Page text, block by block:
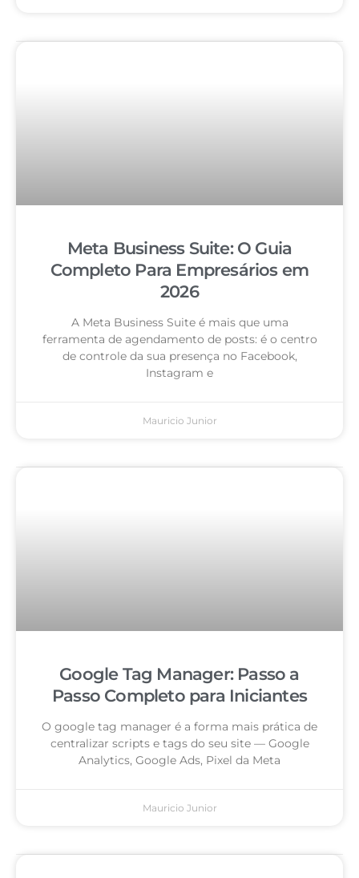
Meta Business Suite: O Guia
Completo Para Empresários em
2026
A Meta Business Suite é mais que uma
ferramenta de agendamento de posts: é o centro
de controle da sua presença no Facebook,
Instagram e
Mauricio Junior
Google Tag Manager: Passo a
Passo Completo para Iniciantes
O google tag manager é a forma mais prática de
centralizar scripts e tags do seu site — Google
Analytics, Google Ads, Pixel da Meta
Mauricio Junior